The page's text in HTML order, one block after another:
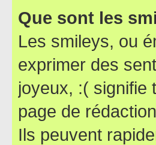
Que sont les
Les smileys, ou
exprimer des
joyeux, :( signifie
page de
Ils peuvent